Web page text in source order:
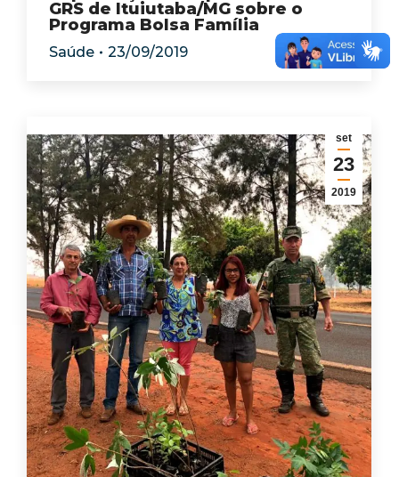
GRS de Ituiutaba/MG sobre o
Programa Bolsa Família
Saúde 23/09/2019
set
23
2019